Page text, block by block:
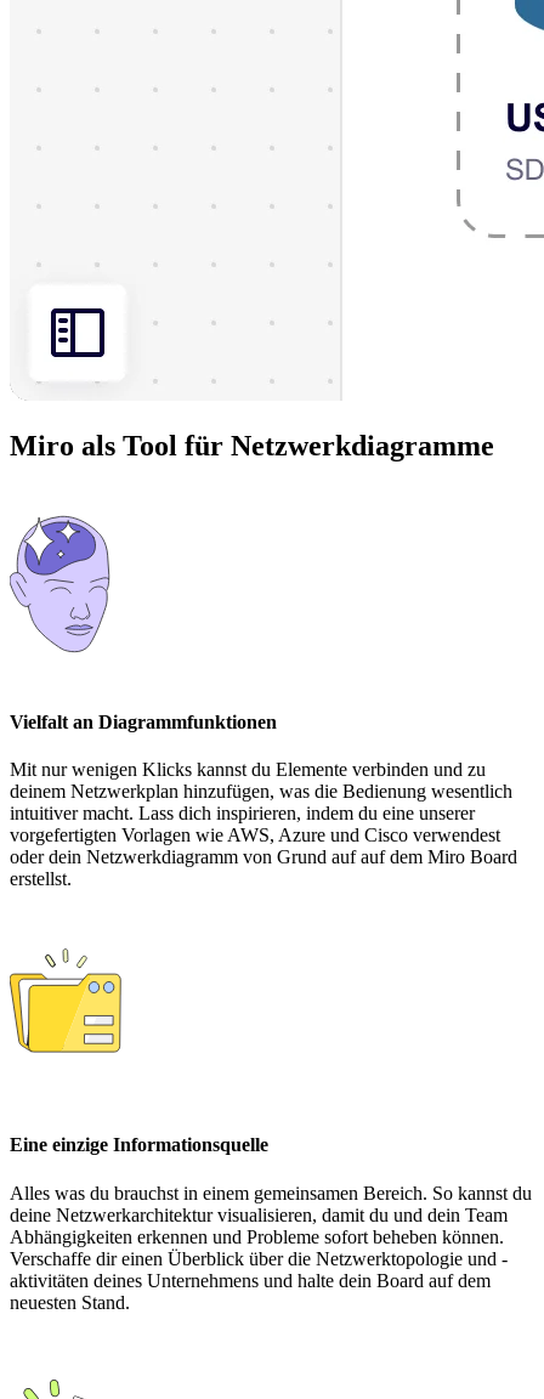
Miro als Tool für Netzwerkdiagramme
Vielfalt an Diagrammfunktionen
Mit nur wenigen Klicks kannst du Elemente verbinden und zu
deinem Netzwerkplan hinzufügen, was die Bedienung wesentlich
intuitiver macht. Lass dich inspirieren, indem du eine unserer
vorgefertigten Vorlagen wie AWS, Azure und Cisco verwendest
oder dein Netzwerkdiagramm von Grund auf auf dem Miro Board
erstellst.
Eine einzige Informationsquelle
Alles was du brauchst in einem gemeinsamen Bereich. So kannst du
deine Netzwerkarchitektur visualisieren, damit du und dein Team
Abhängigkeiten erkennen und Probleme sofort beheben können.
Verschaffe dir einen Überblick über die Netzwerktopologie und -
aktivitäten deines Unternehmens und halte dein Board auf dem
neuesten Stand.